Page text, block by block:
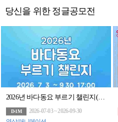
당신을 위한 정글공모전
2026년 바다동요 부르기 챌린지(~9/30)
D-1M
2026-07-03 ~ 2026-09-30